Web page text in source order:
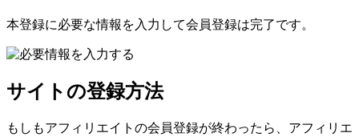
本登録に必要な情報を入力して会員登録は完了です。
サイトの登録方法
もしもアフィリエイトの会員登録が終わったら、アフィリエ